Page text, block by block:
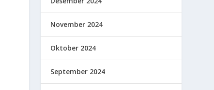
November 2024
Oktober 2024
September 2024